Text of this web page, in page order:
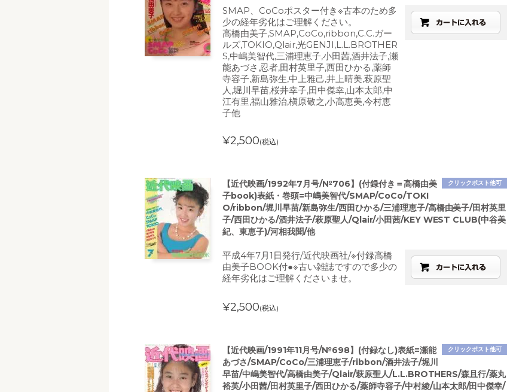
SMAP、CoCoポスター付き※古本のため多
少の経年劣化はご理解ください。
高橋由美子,SMAP,CoCo,ribbon,C.C.ガー
ルズ,TOKIO,Qlair,光GENJI,L.L.BROTHER
S,中嶋美智代,三浦理恵子,小田茜,酒井法子,瀬
能あづさ,忍者,田村英里子,西田ひかる,薬師
寺容子,新島弥生,中上雅己,井上晴美,萩原聖
人,堀川早苗,桜井幸子,田中傑幸,山本太郎,中
江有里,福山雅治,槇原敬之,小高恵美,今村恵
子他
¥2,500(税込)
クリックポスト他可
【近代映画/1992年7月号/№706】(付録付き＝高橋由美
子book)表紙・巻頭=中嶋美智代/SMAP/CoCo/TOKI
O/ribbon/堀川早苗/新島弥生/西田ひかる/三浦理恵子/高橋由美子/田村英里
子/西田ひかる/酒井法子/萩原聖人/Qlair/小田茜/KEY WEST CLUB(中谷美
紀、東恵子)/河相我聞/他
平成4年7月1日発行/近代映画社/※付録高橋
由美子BOOK付●※古い雑誌ですので多少の
経年劣化はご理解くださいませ。
¥2,500(税込)
クリックポスト他可
【近代映画/1991年11月号/№698】(付録なし)表紙=瀬能
あづさ/SMAP/CoCo/三浦理恵子/ribbon/酒井法子/堀川
早苗/中嶋美智代/高橋由美子/Qlair/萩原聖人/L.L.BROTHERS/森且行/薬丸
裕英/小田茜/田村英里子/西田ひかる/薬師寺容子/中村綾/山本太郎/田中傑幸/